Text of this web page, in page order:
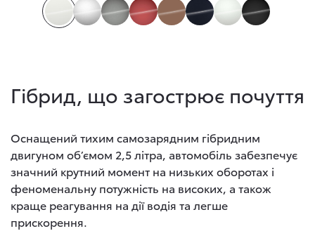
Гібрид, що загострює почуття
Оснащений тихим самозарядним гібридним
двигуном об’ємом 2,5 літра, автомобіль забезпечує
значний крутний момент на низьких оборотах і
феноменальну потужність на високих, а також
краще реагування на дії водія та легше
прискорення.